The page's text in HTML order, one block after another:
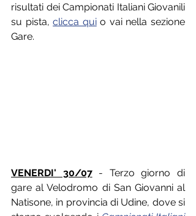
risultati dei Campionati Italiani Giovanili
su pista, clicca qui o vai nella sezione
Gare.
VENERDI' 30/07 - Terzo giorno di
gare al Velodromo di San Giovanni al
Natisone, in provincia di Udine, dove si